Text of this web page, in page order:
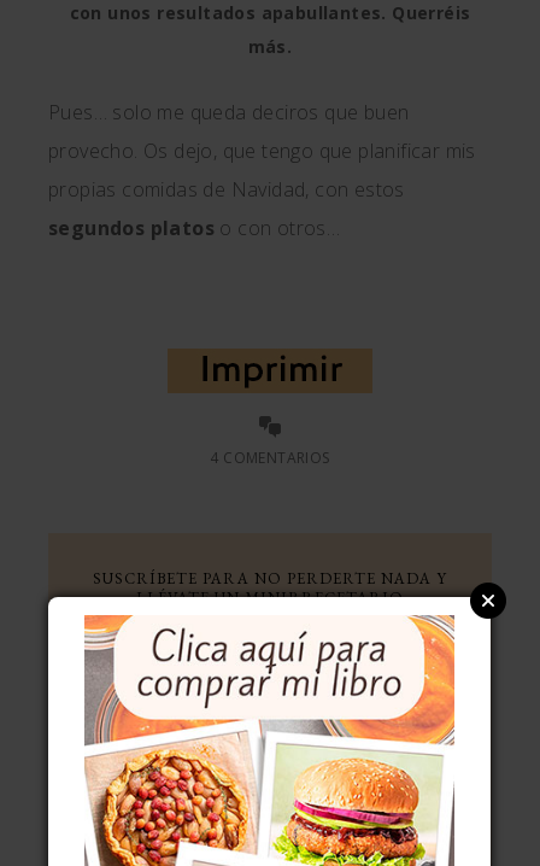
con unos resultados apabullantes. Querréis
más.
Pues… solo me queda deciros que buen
provecho. Os dejo, que tengo que planificar mis
propias comidas de Navidad, con estos
segundos platos o con otros…
4 COMENTARIOS
SUSCRÍBETE PARA NO PERDERTE NADA Y
LLÉVATE UN MINIRRECETARIO
ENTÉRATE DE LO QUE SE
CUECE
Tu nombre: